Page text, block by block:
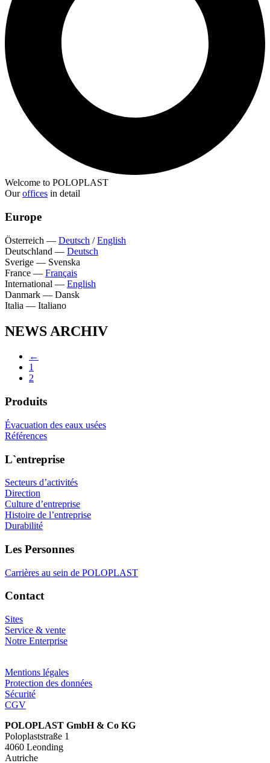
Welcome to POLOPLAST
Ouroffices in detail
Europe
Österreich — Deutsch /English
Deutschland — Deutsch
Sverige — Svenska
France — Français
International — English
Danmark — Dansk
Italia — Italiano
NEWS ARCHIV
←
1
2
Produits
Évacuation des eaux usées
Références
L`entreprise
Secteurs d’activités
Direction
Culture d’entreprise
Histoire de l’entreprise
Durabilité
Les Personnes
Carrières au sein de POLOPLAST
Contact
Sites
Service & vente
Notre Enterprise
Mentions légales
Protection des données
Sécurité
CGV
POLOPLAST GmbH & Co KG
Poloplaststraße 1
4060 Leonding
Autriche